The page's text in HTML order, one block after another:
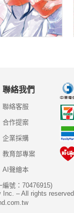
聯絡我們
聯絡客服
合作提案
企業採購
教育部專案
AI聲繪本
號：70476915)
– All rights reserved.